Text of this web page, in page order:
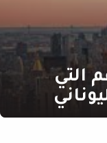
التي